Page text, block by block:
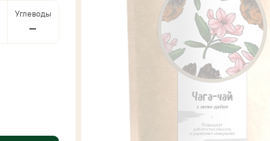
Углеводы
—